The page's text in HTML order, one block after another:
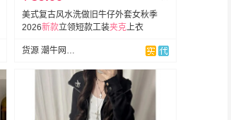
美式复古风水洗做旧牛仔外套女秋季
2026新款立领短款工装夹克上衣
货源 潮牛网批(牛仔全品类)